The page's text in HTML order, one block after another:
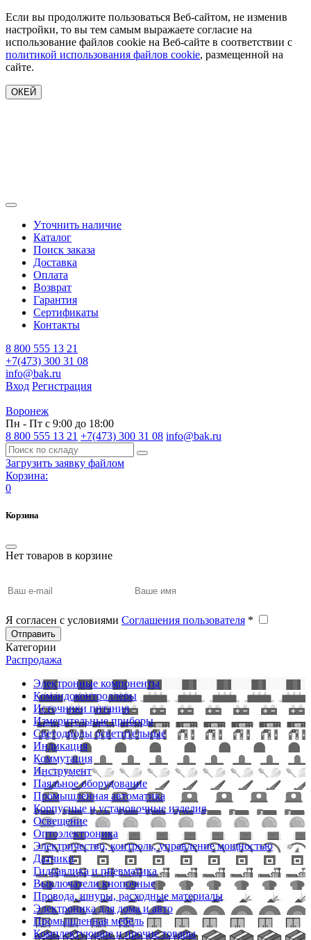
Если вы продолжите пользоваться Веб-сайтом, не изменив
настройки, то вы тем самым выражаете согласие на
использование файлов cookie на Веб-сайте в соответствии с
политикой использования файлов cookie, размещенной на
сайте.
ОКЕЙ
Уточнить наличие
Каталог
Поиск заказа
Доставка
Оплата
Возврат
Гарантия
Сертификаты
Контакты
8 800 555 13 21
+7(473) 300 31 08
info@bak.ru
Вход Регистрация
Воронеж
Пн - Пт с 9:00 до 18:00
8 800 555 13 21 +7(473) 300 31 08 info@bak.ru
Загрузить заявку файлом
Корзина:
0
Корзина
Нет товаров в корзине
Я согласен с условиями Соглашения пользователя *
Отправить
Категории
Распродажа
Электронные компоненты
Командоконтроллеры
Источники питания
Измерительные приборы
Светодиоды осветительные
Индикация
Коммутация
Инструмент
Паяльное оборудование
Промышленная автоматика
Корпусные и установочные изделия
Освещение
Оптоэлектроника
Электричество, контроль, управление мощностью
Датчики
Гидравлика и пневматика
Выключатели кнопочные
Провода, шнуры, расходные материалы
Электроника для дома и авто
Промышленная мебель
Комплектующие и прочие товары